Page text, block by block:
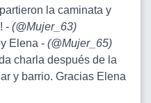
la caminata y
- (@Mujer_63)
Elena - (@Mujer_65)
charla después de la
y barrio. Gracias Elena